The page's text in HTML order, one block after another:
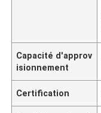
Capacité d'approv
isionnement
Certification